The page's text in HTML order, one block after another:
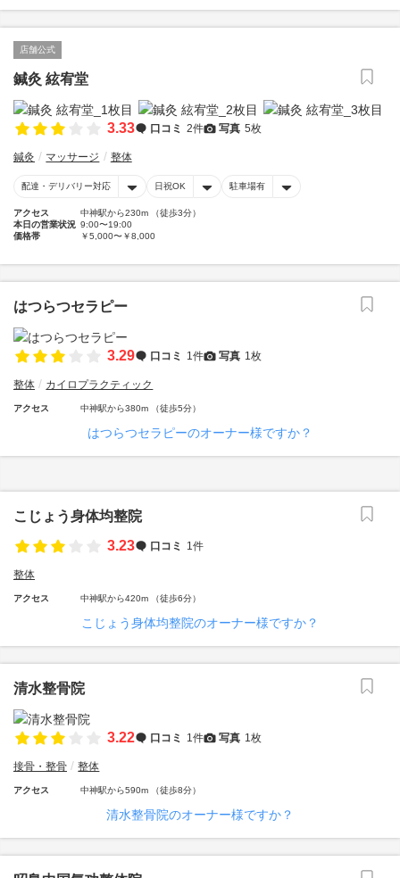
店舗公式
鍼灸 絃宥堂
3.33 口コミ 2件 写真 5枚
鍼灸 マッサージ 整体
配達・デリバリー対応 日祝OK 駐車場有
アクセス
中神駅から230m （徒歩3分）
本日の営業状況 9:00〜19:00
価格帯
￥5,000〜￥8,000
はつらつセラピー
3.29 口コミ 1件 写真 1枚
整体 カイロプラクティック
アクセス 中神駅から380m （徒歩5分）
はつらつセラピーのオーナー様ですか？
こじょう身体均整院
3.23
口コミ 1件
整体
アクセス 中神駅から420m （徒歩6分）
こじょう身体均整院のオーナー様ですか？
清水整骨院
3.22 口コミ 1件 写真 1枚
接骨・整骨 整体
アクセス 中神駅から590m （徒歩8分）
清水整骨院のオーナー様ですか？